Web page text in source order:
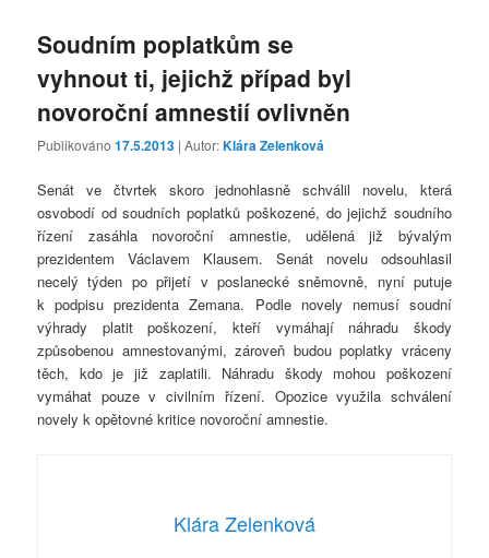
Soudním poplatkům se
vyhnout ti, jejichž případ byl
novoroční amnestií ovlivněn
Publikováno17.5.2013 | Autor:Klára Zelenková
Senát ve čtvrtek skoro jednohlasně schválil novelu, která
osvobodí od soudních poplatků poškozené, do jejichž soudního
řízení zasáhla novoroční amnestie, udělená již bývalým
prezidentem Václavem Klausem. Senát novelu odsouhlasil
necelý týden po přijetí v poslanecké sněmovně, nyní putuje
k podpisu prezidenta Zemana. Podle novely nemusí soudní
výhrady platit poškození, kteří vymáhají náhradu škody
způsobenou amnestovanými, zároveň budou poplatky vráceny
těch, kdo je již zaplatili. Náhradu škody mohou poškození
vymáhat pouze v civilním řízení. Opozice využila schválení
novely k opětovné kritice novoroční amnestie.
Klára Zelenková